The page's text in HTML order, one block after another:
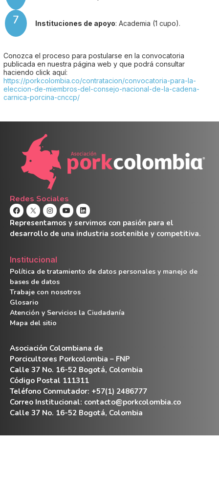
7 Instituciones de apoyo: Academia (1 cupo).
Conozca el proceso para postularse en la convocatoria
publicada en nuestra página web y que podrá consultar
haciendo click aquí:
https://porkcolombia.co/contratacion/convocatoria-para-la-
eleccion-de-miembros-del-consejo-nacional-de-la-cadena-
carnica-porcina-cnccp/
Redes Sociales
Representamos y servimos con pasión para el
desarrollo de una industria sostenible y competitiva.
Institucional
Política de tratamiento de datos personales y manejo de
bases de datos
Trabaje con nosotros
Glosario
Atención y Servicios la Ciudadanía
Mapa del sitio
Asociación Colombiana de
Porcicultores Porkcolombia – FNP
Calle 37 No. 16-52 Bogotá, Colombia
Código Postal 111311
Teléfono Conmutador: +57(1) 2486777
Correo Institucional: contacto@porkcolombia.co
Calle 37 No. 16-52 Bogotá, Colombia